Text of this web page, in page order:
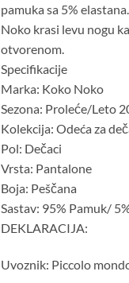
pamuka sa 5%
Noko krasi levu nogu
otvorenom.
Specifikacije
Marka: Koko Noko
Sezona: Proleće/Leto
Kolekcija: Odeća za
Pol: Dečaci
Vrsta: Pantalone
Boja: Peščana
Sastav: 95% Pamuk/
DEKLARACIJA:
Uvoznik: Piccolo